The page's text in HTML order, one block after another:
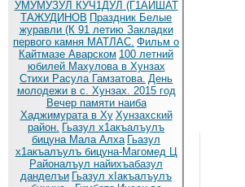
УМУМУЗУЛ КУЧ1ДУЛ (Г1АЙШАТ
ТАЖУДИНОВ Праздник Белые
журавли (К 91 летию Закладки
первого камня МАТЛАС. Фильм о
Кайтмазе Аварском 100 летний
юбилей Махулова в Хунзах
Стихи Расула Гамзатова. День
молодежи в с. Хунзах. 2015 год
Вечер памяти наиба
Хаджимурата в Ху Хунзахский
район. Гьазул х1акъалъулъ
бицуна Мала Алха Гьазул
х1акъалъулъ бицуна-Магомед Ц
Районалъул найихъабазул
данделъи Гьазул хIакъалъулъ